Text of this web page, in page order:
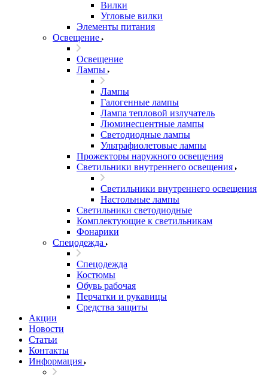
Вилки
Угловые вилки
Элементы питания
Освещение
Освещение
Лампы
Лампы
Галогенные лампы
Лампа тепловой излучатель
Люминесцентные лампы
Светодиодные лампы
Ультрафиолетовые лампы
Прожекторы наружного освещения
Светильники внутреннего освещения
Светильники внутреннего освещения
Настольные лампы
Светильники светодиодные
Комплектующие к светильникам
Фонарики
Спецодежда
Спецодежда
Костюмы
Обувь рабочая
Перчатки и рукавицы
Средства защиты
Акции
Новости
Статьи
Контакты
Информация